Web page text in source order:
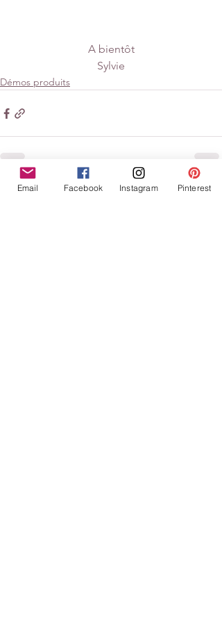
A bientôt
Sylvie
Démos produits
Posts similaires Voir tout
Email Facebook Instagram Pinterest